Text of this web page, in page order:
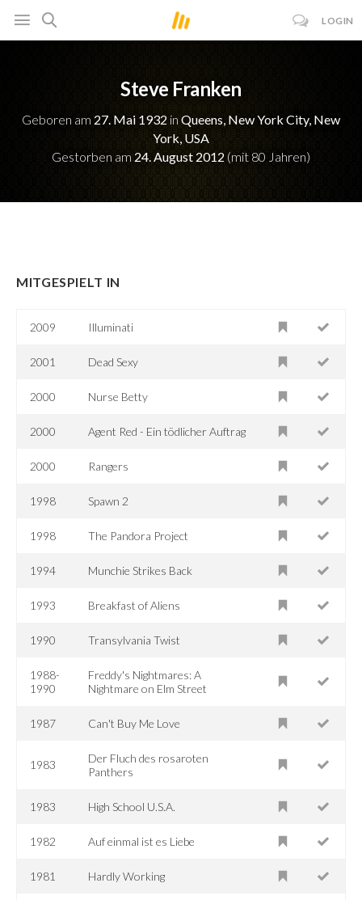
LOGIN
Steve Franken
Geboren am 27. Mai 1932 in Queens, New York City, New
York, USA
Gestorben am 24. August 2012 (mit 80 Jahren)
MITGESPIELT IN
2009 Illuminati
2001 Dead Sexy
2000 Nurse Betty
2000 Agent Red - Ein tödlicher Auftrag
2000 Rangers
1998 Spawn 2
1998 The Pandora Project
1994 Munchie Strikes Back
1993 Breakfast of Aliens
1990 Transylvania Twist
1988-
1990
Freddy's Nightmares: A
Nightmare on Elm Street
1987 Can't Buy Me Love
1983
Der Fluch des rosaroten
Panthers
1983 High School U.S.A.
1982 Auf einmal ist es Liebe
1981 Hardly Working